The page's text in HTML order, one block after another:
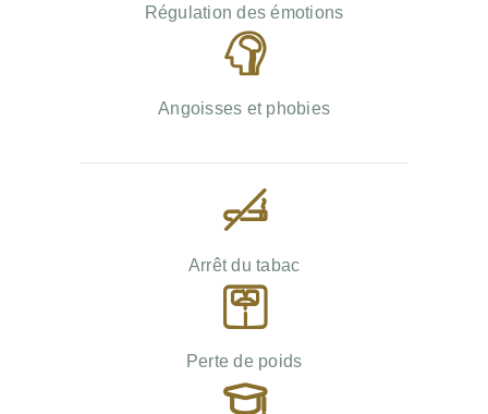
Régulation des émotions
Angoisses et phobies
Arrêt du tabac
Perte de poids